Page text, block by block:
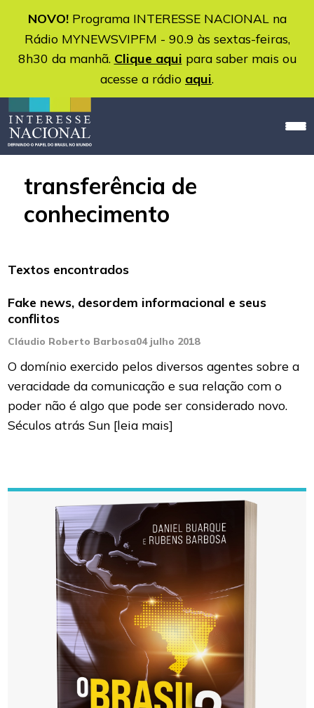
NOVO!Programa INTERESSE NACIONAL na
Rádio MYNEWSVIPFM - 90.9 às sextas-feiras,
8h30 da manhã. Clique aqui para saber mais ou
acesse a rádio aqui.
transferência de
conhecimento
Textos encontrados
Fake news, desordem informacional e seus
conflitos
Cláudio Roberto Barbosa04 julho 2018
O domínio exercido pelos diversos agentes sobre a
veracidade da comunicação e sua relação com o
poder não é algo que pode ser considerado novo.
Séculos atrás Sun [leia mais]